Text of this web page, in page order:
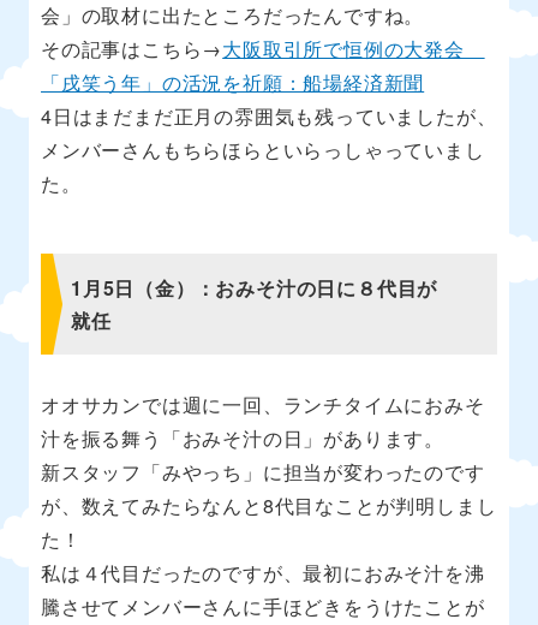
会」の取材に出たところだったんですね。
その記事はこちら→大阪取引所で恒例の大発会
「戌笑う年」の活況を祈願：船場経済新聞
4日はまだまだ正月の雰囲気も残っていましたが、
メンバーさんもちらほらといらっしゃっていまし
た。
1月5日（金）：おみそ汁の日に８代目が
就任
オオサカンでは週に一回、ランチタイムにおみそ
汁を振る舞う「おみそ汁の日」があります。
新スタッフ「みやっち」に担当が変わったのです
が、数えてみたらなんと8代目なことが判明しまし
た！
私は４代目だったのですが、最初におみそ汁を沸
騰させてメンバーさんに手ほどきをうけたことが